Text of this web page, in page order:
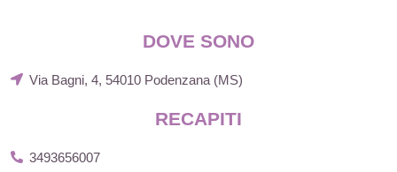
DOVE SONO
Via Bagni, 4, 54010 Podenzana (MS)
RECAPITI
3493656007